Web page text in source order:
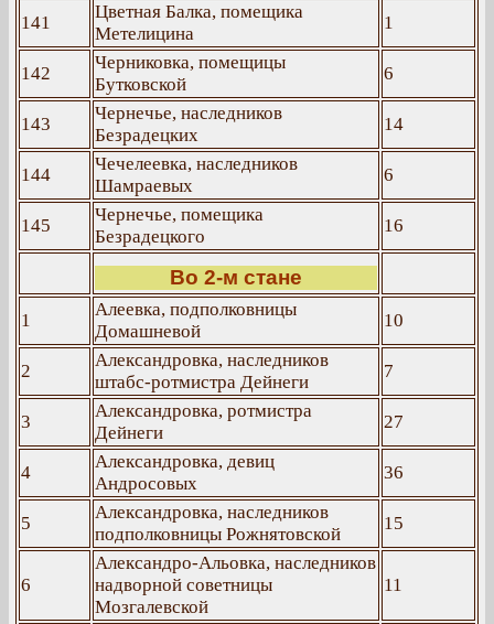
141
Цветная Балка, помещика
Метелицина
1
142
Черниковка, помещицы
Бутковской
6
143
Чернечье, наследников
Безрадецких
14
144
Чечелеевка, наследников
Шамраевых
6
145
Чернечье, помещика
Безрадецкого
16
Во 2-м стане
1
Алеевка, подполковницы
Домашневой
10
2
Александровка, наследников
штабс-ротмистра Дейнеги
7
3
Александровка, ротмистра
Дейнеги
27
4
Александровка, девиц
Андросовых
36
5
Александровка, наследников
подполковницы Рожнятовской
15
6
Александро-Альовка, наследников
надворной советницы
Мозгалевской
11